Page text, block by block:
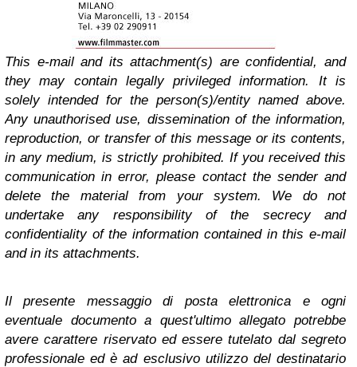
This e-mail and its attachment(s) are confidential, and
they may contain legally privileged information. It is
solely intended for the person(s)/entity named above.
Any unauthorised use, dissemination of the information,
reproduction, or transfer of this message or its contents,
in any medium, is strictly prohibited. If you received this
communication in error, please contact the sender and
delete the material from your system. We do not
undertake any responsibility of the secrecy and
confidentiality of the information contained in this e-mail
and in its attachments.
Il presente messaggio di posta elettronica e ogni
eventuale documento a quest'ultimo allegato potrebbe
avere carattere riservato ed essere tutelato dal segreto
professionale ed è ad esclusivo utilizzo del destinatario